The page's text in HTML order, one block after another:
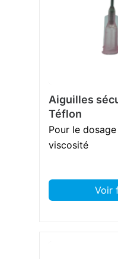
Aiguilles
Téflon
Pour le
viscosité
Voir